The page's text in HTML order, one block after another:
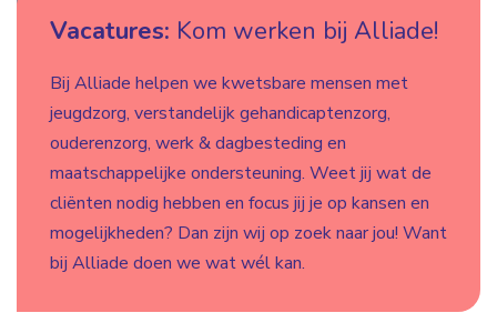
Vacatures: Kom werken bij Alliade!
Bij Alliade helpen we kwetsbare mensen met
jeugdzorg, verstandelijk gehandicaptenzorg,
ouderenzorg, werk & dagbesteding en
maatschappelijke ondersteuning. Weet jij wat de
cliënten nodig hebben en focus jij je op kansen en
mogelijkheden? Dan zijn wij op zoek naar jou! Want
bij Alliade doen we wat wél kan.